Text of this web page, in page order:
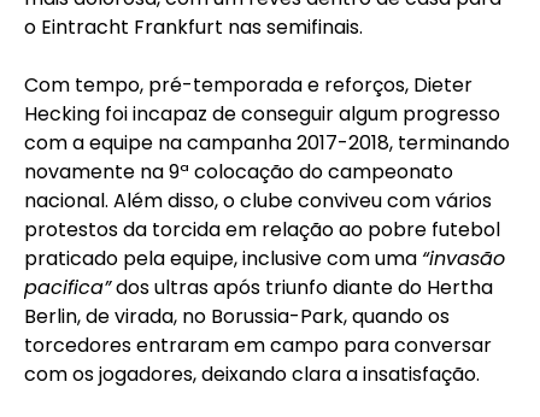
o Eintracht Frankfurt nas semifinais.
Com tempo, pré-temporada e reforços, Dieter
Hecking foi incapaz de conseguir algum progresso
com a equipe na campanha 2017-2018, terminando
novamente na 9ª colocação do campeonato
nacional. Além disso, o clube conviveu com vários
protestos da torcida em relação ao pobre futebol
praticado pela equipe, inclusive com uma “invasão
pacifica”dos ultras após triunfo diante do Hertha
Berlin, de virada, no Borussia-Park, quando os
torcedores entraram em campo para conversar
com os jogadores, deixando clara a insatisfação.